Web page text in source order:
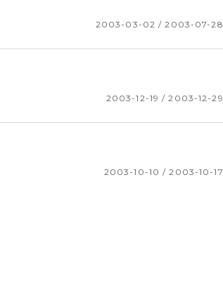
2003-03-02 / 2003-07-28
2003-12-19 / 2003-12-29
2003-10-10 / 2003-10-17